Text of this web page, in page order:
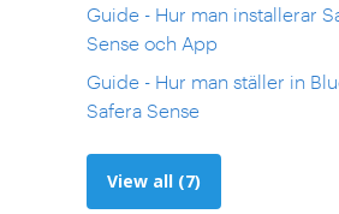
Guide - Hur man installerar
Sense och App
Guide - Hur man ställer in
Safera Sense
View all (7)